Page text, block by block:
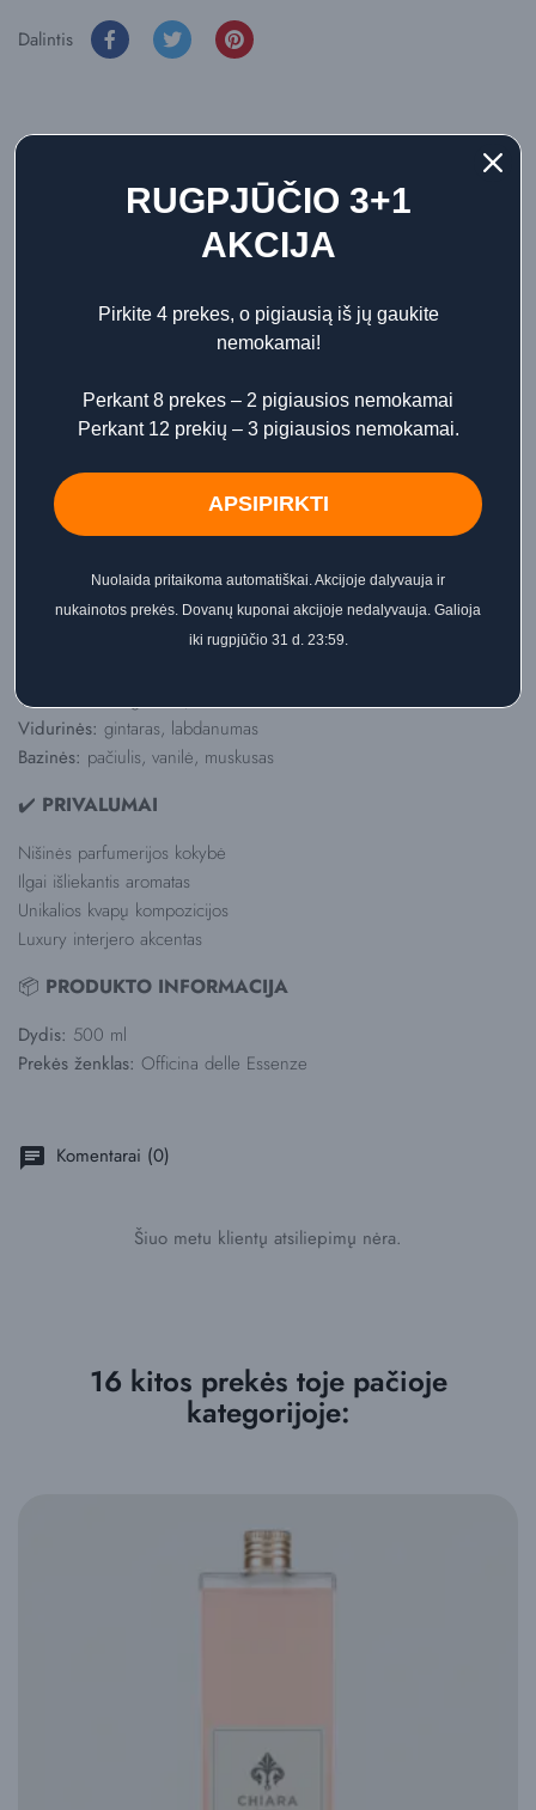
Dalintis
Papildoma informacija
Atsiliepimai
APIE PRODUKTĄ
Officina delle Essenze Officina Delle Essenze Ambra
papildymas – nišinės parfumerijos įkvėptas namų kvapas,
sukurtas Italijoje naudojant aukščiausios kokybės ingredientus.
Kiekviena kompozicija kuriama kaip tikri parfumerijos kūriniai
– su aiškia struktūra ir išraiškingu charakteriu.
Viršutinės:
Vidurinės: gintaras, labdanumas
Bazinės: pačiulis, vanilė, muskusas
✔️ PRIVALUMAI
Nišinės parfumerijos kokybė
Ilgai išliekantis aromatas
Unikalios kvapų kompozicijos
Luxury interjero akcentas
📦 PRODUKTO INFORMACIJA
Dydis: 500 ml
Prekės ženklas: Officina delle Essenze
chat Komentarai (0)
Šiuo metu klientų atsiliepimų nėra.
16 kitos prekės toje pačioje
kategorijoje:
RUGPJŪČIO 3+1
AKCIJA
Pirkite 4 prekes, o pigiausią iš jų gaukite
nemokamai!
Perkant 8 prekes – 2 pigiausios nemokamai
Perkant 12 prekių – 3 pigiausios nemokamai.
APSIPIRKTI
Nuolaida pritaikoma automatiškai. Akcijoje dalyvauja ir
nukainotos prekės. Dovanų kuponai akcijoje nedalyvauja. Galioja
iki rugpjūčio 31 d. 23:59.